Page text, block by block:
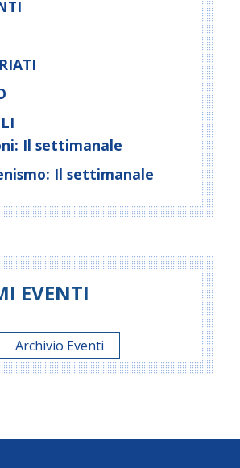
Il settimanale
Il settimanale
EVENTI
Archivio Eventi